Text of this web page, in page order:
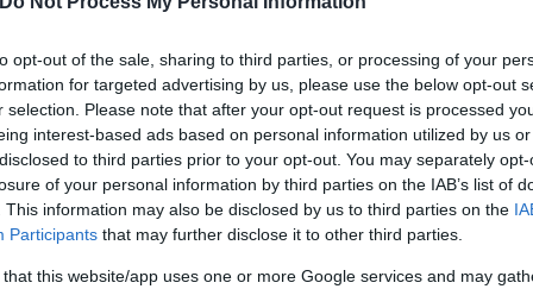
opt-out of the sale, sharing to third parties, or processing of your
for targeted advertising by us, please use the below opt-out
selection. Please note that after your opt-out request is processed
interest-based ads based on personal information utilized by us
to third parties prior to your opt-out. You may separately
of your personal information by third parties on the IAB’s list of
This information may also be disclosed by us to third parties on the
Participants that may further disclose it to other third parties.
that this website/app uses one or more Google services and may
της συνάντησης που είχε στο Στρασβούργο με
το πακέτο ενίσχυσης της Ελλάδας για τις
επιστολή στους ηγέτες της MED9
ζητώντας τον συντονισμό των χωρών του
μιας συνολικής στρατηγικής